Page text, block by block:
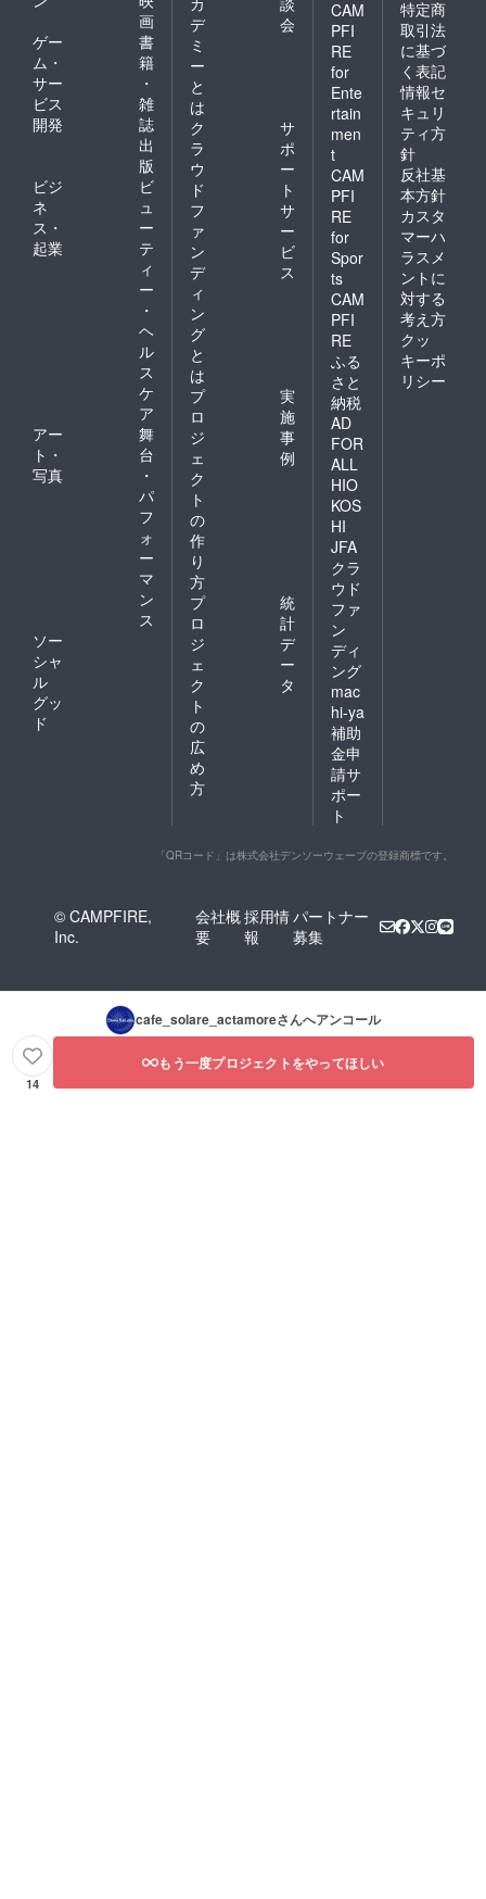
画
ゲー
ム・
サー
ビス
開発
書
籍
・
雑
誌
出
版
ビジ
ネ
ス・
起業
ビ
ュ
ー
テ
ィ
ー
・
ヘ
ル
ス
ケ
ア
アー
ト・
写真
舞
台
・
パ
フ
ォ
ー
マ
ン
ス
ソー
シャ
ル
グッ
ド
デ
ミ
ー
と
は
会
ク
ラ
ウ
ド
フ
ァ
ン
デ
ィ
ン
グ
と
は
サ
ポ
ー
ト
サ
ー
ビ
ス
プ
ロ
ジ
ェ
ク
ト
の
作
り
方
実
施
事
例
プ
ロ
ジ
ェ
ク
ト
の
広
め
方
統
計
デ
ー
タ
CAM
PFI
RE
for
Ente
rtain
men
t
CAM
PFI
RE
for
Spor
ts
CAM
PFI
RE
ふる
さと
納税
AD
FOR
ALL
HIO
KOS
HI
JFA
クラ
ウド
ファ
ン
ディ
ング
mac
hi-ya
補助
金申
請サ
ポー
ト
特定商
取引法
に基づ
く表記
情報セ
キュリ
ティ方
針
反社基
本方針
カスタ
マーハ
ラスメ
ントに
対する
考え方
クッ
キーポ
リシー
「QRコード」は株式会社デンソーウェーブの登録商標です。
© CAMPFIRE,
Inc.
会社概
要
採用情
報
パートナー
募集
cafe_solare_actamoreさんへアンコール
14
もう一度プロジェクトをやってほしい